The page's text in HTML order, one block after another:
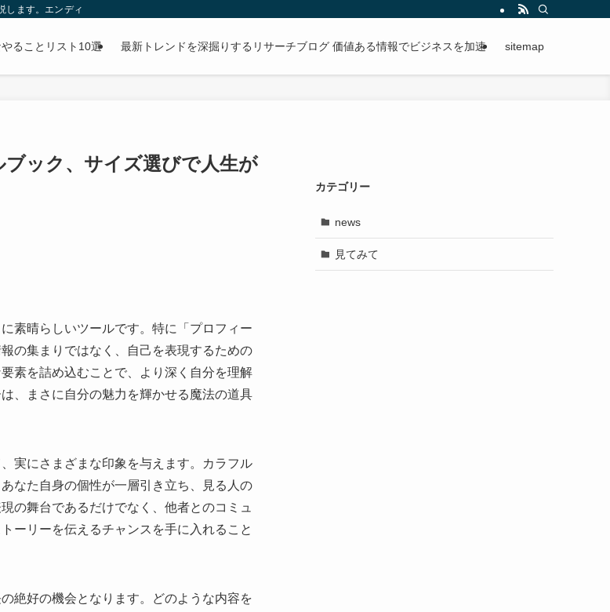
ます。エンディングノートの書き方から財産整理まで、段階的に進められる手順を紹介。
ることリスト10選 最新トレンドを深掘りするリサーチブログ 価値ある情報でビジネスを加速 sitemap
ブック、サイズ選びで人生が
素晴らしいツールです。特に「プロフィー
の集まりではなく、自己を表現するための
素を詰め込むことで、より深く自分を理解
、まさに自分の魅力を輝かせる魔法の道具
実にさまざまな印象を与えます。カラフル
なた自身の個性が一層引き立ち、見る人の
の舞台であるだけでなく、他者とのコミュ
ーリーを伝えるチャンスを手に入れること
絶好の機会となります。どのような内容を
カテゴリー
news
見てみて